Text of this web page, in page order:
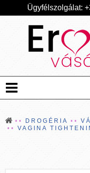
Ügyfélszolgálat:
DROGÉRIA
VAGINA